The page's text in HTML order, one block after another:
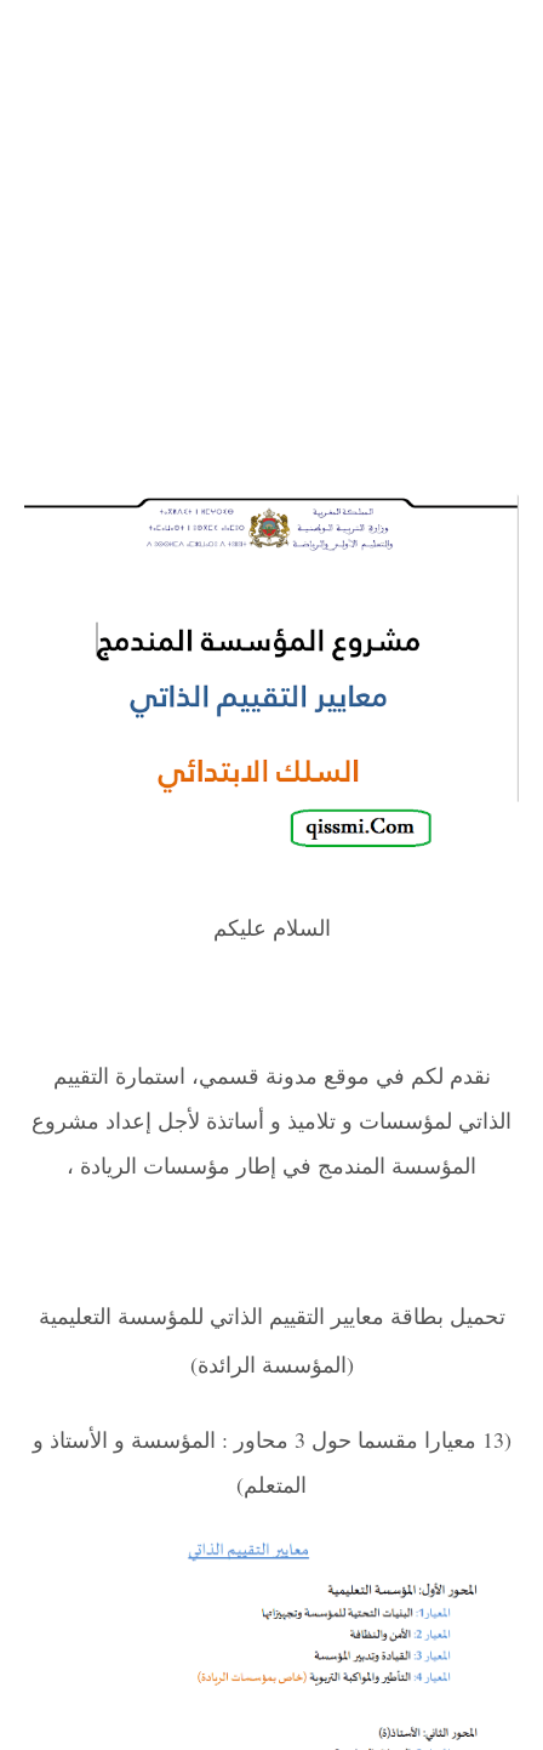
السلام عليكم
نقدم لكم في موقع مدونة قسمي، استمارة التقييم
الذاتي لمؤسسات و تلاميذ و أساتذة لأجل إعداد مشروع
المؤسسة المندمج في إطار مؤسسات الريادة ،
تحميل بطاقة معايير التقييم الذاتي للمؤسسة التعليمية
(المؤسسة الرائدة)
(13 معيارا مقسما حول 3 محاور : المؤسسة و الأستاذ و
المتعلم)